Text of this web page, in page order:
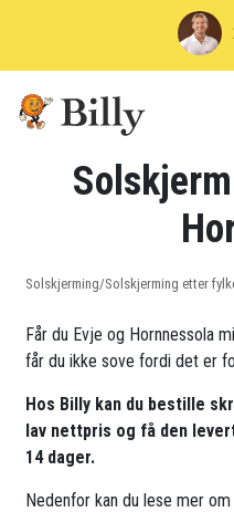
Solskjerming/Solskjerming etter
Får du Evje og Hornnessola
får du ikke sove fordi det er
Hos Billy kan du bestille
lav nettpris og få den
14 dager.
Nedenfor kan du lese mer